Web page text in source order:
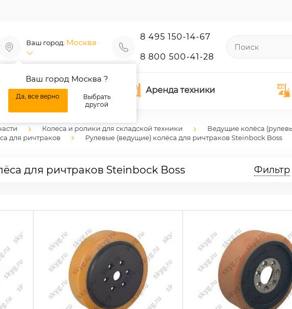
Ваш город: Москва
Ваш город Москва ?
Да, все верно
Выбрать
другой
8 495 150-14-67
8 800 500-41-28
О нас Аренда техники
Колеса и ролики для складской техники
Ведущие колёса
для ричтраков Рулевые (ведущие) колёса для ричтраков Steinbock Boss
для ричтраков Steinbock Boss Фильтр